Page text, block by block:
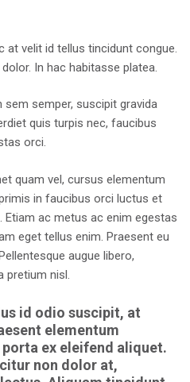
at velit id tellus tincidunt congue.
In hac habitasse platea.
semper, suscipit gravida
quis turpis nec, faucibus
orci.
quam vel, cursus elementum
in faucibus orci luctus et
Etiam ac metus ac enim egestas
eget tellus enim. Praesent eu
augue libero,
pretium nisl.
id odio suscipit, at
elementum
ex eleifend aliquet.
non dolor at,